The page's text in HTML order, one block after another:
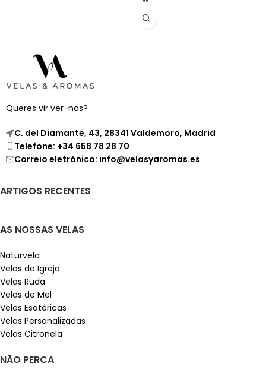
Queres vir ver-nos?
C. del Diamante, 43, 28341 Valdemoro, Madrid
Telefone: +34 658 78 28 70
Correio eletrónico: info@velasyaromas.es
ARTIGOS RECENTES
AS NOSSAS VELAS
Naturvela
Velas de Igreja
Velas Ruda
Velas de Mel
Velas Esotéricas
Velas Personalizadas
Velas Citronela
NÃO PERCA